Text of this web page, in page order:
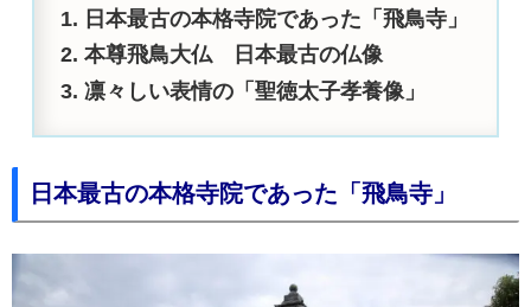
日本最古の本格寺院であった「飛鳥寺」
本尊飛鳥大仏 日本最古の仏像
凛々しい表情の「聖徳太子孝養像」
日本最古の本格寺院であった「飛鳥寺」